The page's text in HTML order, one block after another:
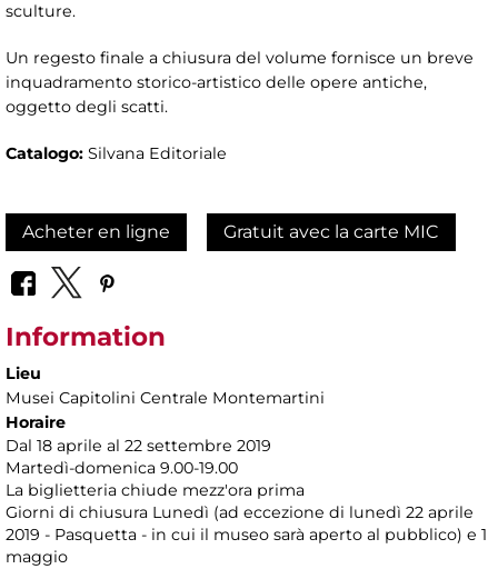
sculture.
Un regesto finale a chiusura del volume fornisce un breve
inquadramento storico-artistico delle opere antiche,
oggetto degli scatti.
Catalogo: Silvana Editoriale
Acheter en ligne Gratuit avec la carte MIC
Information
Lieu
Musei Capitolini Centrale Montemartini
Horaire
Dal 18 aprile al 22 settembre 2019
Martedì-domenica 9.00-19.00
La biglietteria chiude mezz'ora prima
Giorni di chiusura Lunedì (ad eccezione di lunedì 22 aprile
2019 - Pasquetta - in cui il museo sarà aperto al pubblico) e 1
maggio